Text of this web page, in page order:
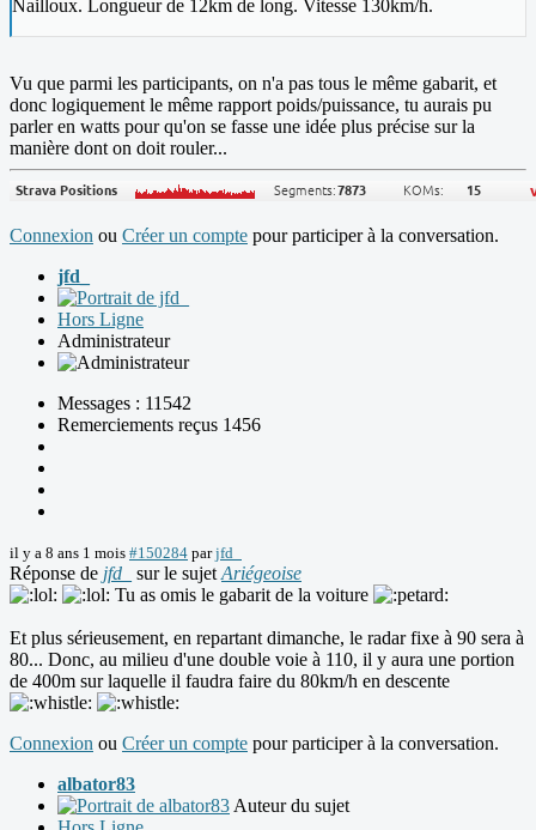
Nailloux. Longueur de 12km de long. Vitesse 130km/h.
Vu que parmi les participants, on n'a pas tous le même gabarit, et
donc logiquement le même rapport poids/puissance, tu aurais pu
parler en watts pour qu'on se fasse une idée plus précise sur la
manière dont on doit rouler...
Connexion ou Créer un compte pour participer à la conversation.
jfd_
Hors Ligne
Administrateur
Messages : 11542
Remerciements reçus 1456
il y a 8 ans 1 mois #150284 parjfd_
Réponse de jfd_ sur le sujet Ariégeoise
Tu as omis le gabarit de la voiture
Et plus sérieusement, en repartant dimanche, le radar fixe à 90 sera à
80... Donc, au milieu d'une double voie à 110, il y aura une portion
de 400m sur laquelle il faudra faire du 80km/h en descente
Connexion ou Créer un compte pour participer à la conversation.
albator83
Auteur du sujet